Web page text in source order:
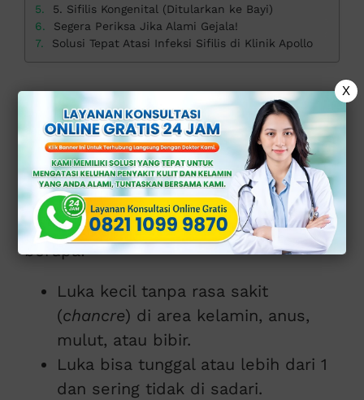
5. Sifilis Kongenital (Ditularkan ke Bayi)
Segera Periksa Jika Alami Gejala!
Solusi Tepat Atasi Infeksi Sifilis di Klinik Apollo
1. Sifilis Tahap
Pertama (Primer)
Tahap ini muncul sekitar 10 hingga 90
hari setelah terinfeksi. Gejalanya
berupa:
Luka kecil tanpa rasa sakit
(chancre) di area kelamin, anus,
mulut, atau bibir.
Luka bisa tunggal atau lebih dari 1
dan sering tidak di sadari.
X